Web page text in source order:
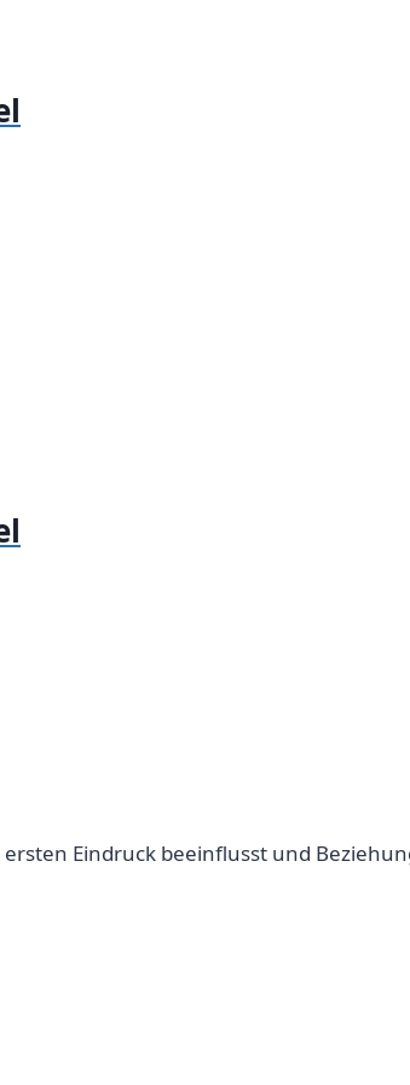
Eindruck beeinflusst und